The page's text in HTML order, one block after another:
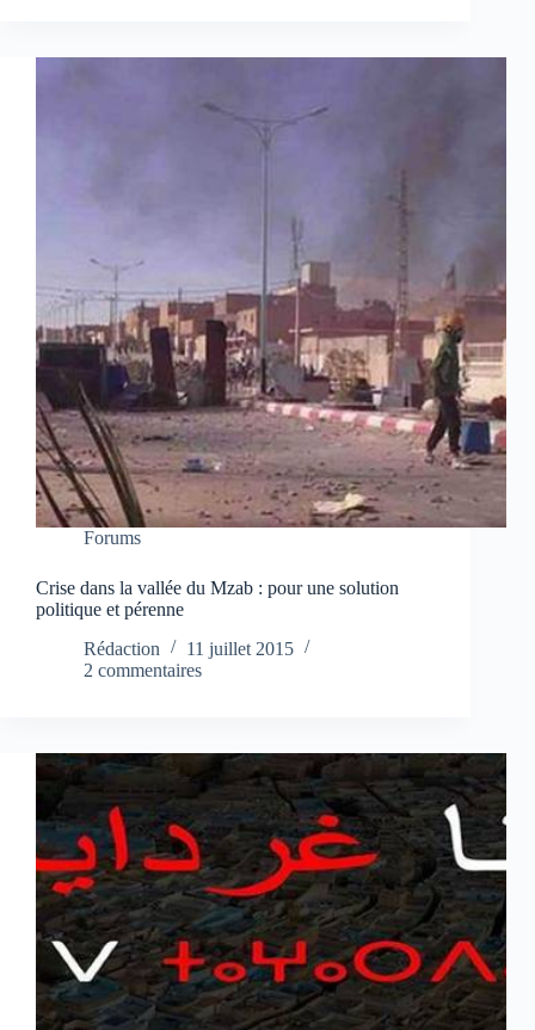
Forums
Crise dans la vallée du Mzab : pour une solution
politique et pérenne
Rédaction
11 juillet 2015
2 commentaires